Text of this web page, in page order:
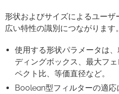
形状およびサイズによるユー
広い特性の識別につながります。
使用する形状パラメータは、
ディングボックス 、最大フ
ペクト比、等価直径など。
Boolean型フィルターの適